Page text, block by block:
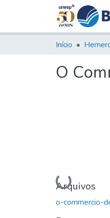
Início
O
Carregando...
Arquivos
o-commercio-